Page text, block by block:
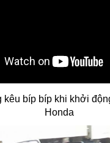
kêu bíp bíp khi khởi
Honda